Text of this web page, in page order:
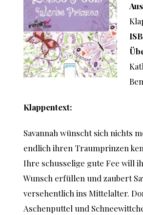
Klappentext:
Savannah wünscht sich nichts
endlich ihren Traumprinzen
Ihre schusselige gute Fee will
Wunsch erfüllen und zaubert
versehentlich ins Mittelalter.
Aschenputtel und